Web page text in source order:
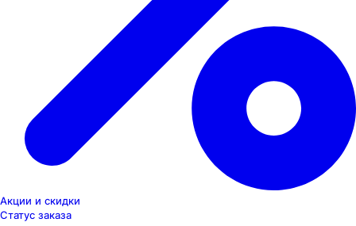
Акции и скидки
Статус заказа